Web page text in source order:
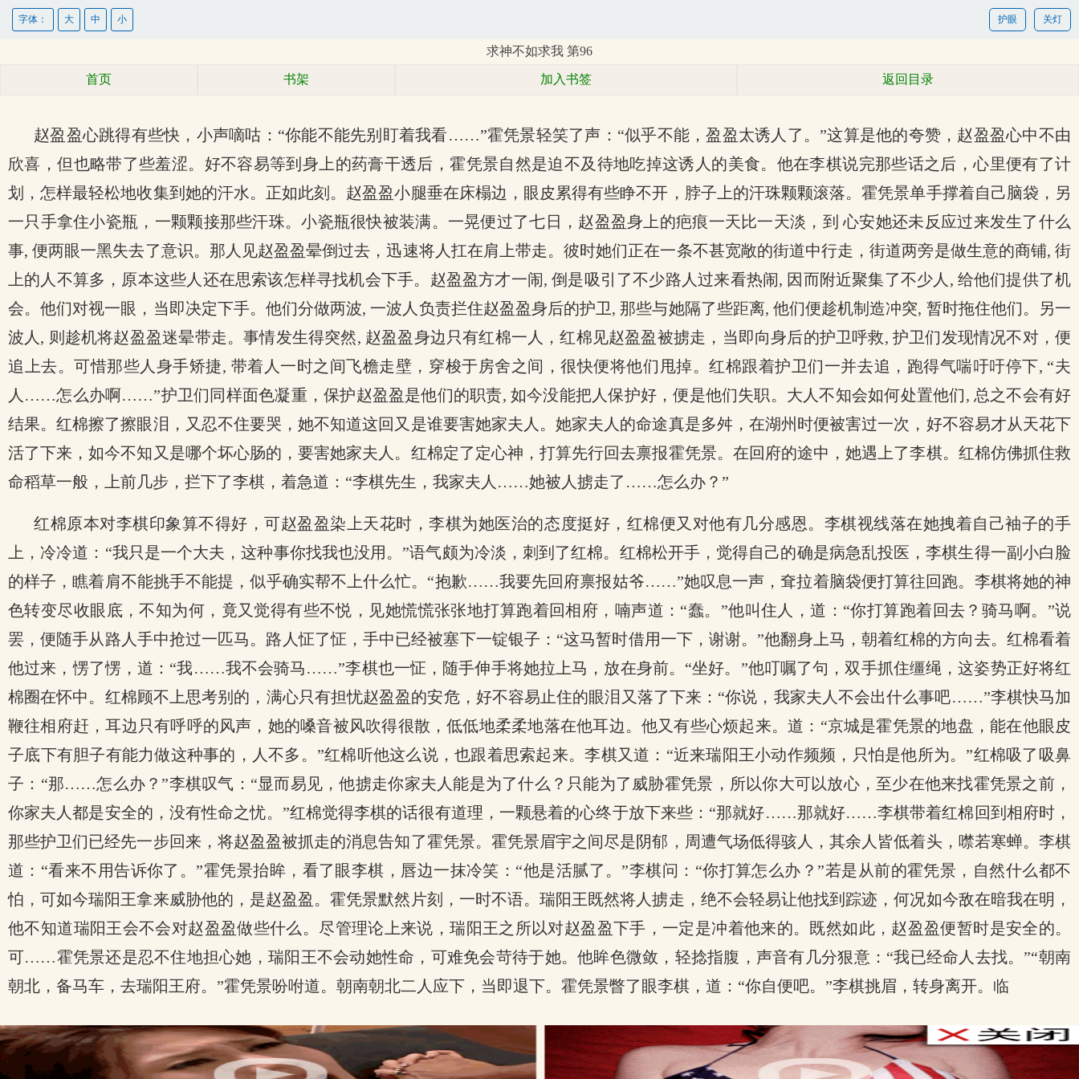
关灯
护眼
字体： 大 中 小
求神不如求我 第96
首页 书架 加入书签 返回目录
赵盈盈心跳得有些快，小声嘀咕：“你能不能先别盯着我看……”霍凭景轻笑了声：“似乎不能，盈盈太诱人了。”这算是他的夸赞，赵盈盈心中不由
欣喜，但也略带了些羞涩。好不容易等到身上的药膏干透后，霍凭景自然是迫不及待地吃掉这诱人的美食。他在李棋说完那些话之后，心里便有了计
划，怎样最轻松地收集到她的汗水。正如此刻。赵盈盈小腿垂在床榻边，眼皮累得有些睁不开，脖子上的汗珠颗颗滚落。霍凭景单手撑着自己脑袋，另
一只手拿住小瓷瓶，一颗颗接那些汗珠。小瓷瓶很快被装满。一晃便过了七日，赵盈盈身上的疤痕一天比一天淡，到 心安她还未反应过来发生了什么
事, 便两眼一黑失去了意识。那人见赵盈盈晕倒过去，迅速将人扛在肩上带走。彼时她们正在一条不甚宽敞的街道中行走，街道两旁是做生意的商铺, 街
上的人不算多，原本这些人还在思索该怎样寻找机会下手。赵盈盈方才一闹, 倒是吸引了不少路人过来看热闹, 因而附近聚集了不少人, 给他们提供了机
会。他们对视一眼，当即决定下手。他们分做两波, 一波人负责拦住赵盈盈身后的护卫, 那些与她隔了些距离, 他们便趁机制造冲突, 暂时拖住他们。另一
波人, 则趁机将赵盈盈迷晕带走。事情发生得突然, 赵盈盈身边只有红棉一人，红棉见赵盈盈被掳走，当即向身后的护卫呼救, 护卫们发现情况不对，便
追上去。可惜那些人身手矫捷, 带着人一时之间飞檐走壁，穿梭于房舍之间，很快便将他们甩掉。红棉跟着护卫们一并去追，跑得气喘吁吁停下, “夫
人……怎么办啊……”护卫们同样面色凝重，保护赵盈盈是他们的职责, 如今没能把人保护好，便是他们失职。大人不知会如何处置他们, 总之不会有好
结果。红棉擦了擦眼泪，又忍不住要哭，她不知道这回又是谁要害她家夫人。她家夫人的命途真是多舛，在湖州时便被害过一次，好不容易才从天花下
活了下来，如今不知又是哪个坏心肠的，要害她家夫人。红棉定了定心神，打算先行回去禀报霍凭景。在回府的途中，她遇上了李棋。红棉仿佛抓住救
命稻草一般，上前几步，拦下了李棋，着急道：“李棋先生，我家夫人……她被人掳走了……怎么办？”
红棉原本对李棋印象算不得好，可赵盈盈染上天花时，李棋为她医治的态度挺好，红棉便又对他有几分感恩。李棋视线落在她拽着自己袖子的手
上，冷冷道：“我只是一个大夫，这种事你找我也没用。”语气颇为冷淡，刺到了红棉。红棉松开手，觉得自己的确是病急乱投医，李棋生得一副小白脸
的样子，瞧着肩不能挑手不能提，似乎确实帮不上什么忙。“抱歉……我要先回府禀报姑爷……”她叹息一声，耷拉着脑袋便打算往回跑。李棋将她的神
色转变尽收眼底，不知为何，竟又觉得有些不悦，见她慌慌张张地打算跑着回相府，喃声道：“蠢。”他叫住人，道：“你打算跑着回去？骑马啊。”说
罢，便随手从路人手中抢过一匹马。路人怔了怔，手中已经被塞下一锭银子：“这马暂时借用一下，谢谢。”他翻身上马，朝着红棉的方向去。红棉看着
他过来，愣了愣，道：“我……我不会骑马……”李棋也一怔，随手伸手将她拉上马，放在身前。“坐好。”他叮嘱了句，双手抓住缰绳，这姿势正好将红
棉圈在怀中。红棉顾不上思考别的，满心只有担忧赵盈盈的安危，好不容易止住的眼泪又落了下来：“你说，我家夫人不会出什么事吧……”李棋快马加
鞭往相府赶，耳边只有呼呼的风声，她的嗓音被风吹得很散，低低地柔柔地落在他耳边。他又有些心烦起来。道：“京城是霍凭景的地盘，能在他眼皮
子底下有胆子有能力做这种事的，人不多。”红棉听他这么说，也跟着思索起来。李棋又道：“近来瑞阳王小动作频频，只怕是他所为。”红棉吸了吸鼻
子：“那……怎么办？”李棋叹气：“显而易见，他掳走你家夫人能是为了什么？只能为了威胁霍凭景，所以你大可以放心，至少在他来找霍凭景之前，
你家夫人都是安全的，没有性命之忧。”红棉觉得李棋的话很有道理，一颗悬着的心终于放下来些：“那就好……那就好……李棋带着红棉回到相府时，
那些护卫们已经先一步回来，将赵盈盈被抓走的消息告知了霍凭景。霍凭景眉宇之间尽是阴郁，周遭气场低得骇人，其余人皆低着头，噤若寒蝉。李棋
道：“看来不用告诉你了。”霍凭景抬眸，看了眼李棋，唇边一抹冷笑：“他是活腻了。”李棋问：“你打算怎么办？”若是从前的霍凭景，自然什么都不
怕，可如今瑞阳王拿来威胁他的，是赵盈盈。霍凭景默然片刻，一时不语。瑞阳王既然将人掳走，绝不会轻易让他找到踪迹，何况如今敌在暗我在明，
他不知道瑞阳王会不会对赵盈盈做些什么。尽管理论上来说，瑞阳王之所以对赵盈盈下手，一定是冲着他来的。既然如此，赵盈盈便暂时是安全的。
可……霍凭景还是忍不住地担心她，瑞阳王不会动她性命，可难免会苛待于她。他眸色微敛，轻捻指腹，声音有几分狠意：“我已经命人去找。”“朝南
朝北，备马车，去瑞阳王府。”霍凭景吩咐道。朝南朝北二人应下，当即退下。霍凭景瞥了眼李棋，道：“你自便吧。”李棋挑眉，转身离开。临